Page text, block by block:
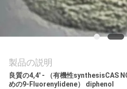
て
製品の説明
良質の4,4' - （有機性synthesisCAS
めの9-Fluorenylidene） diphenol